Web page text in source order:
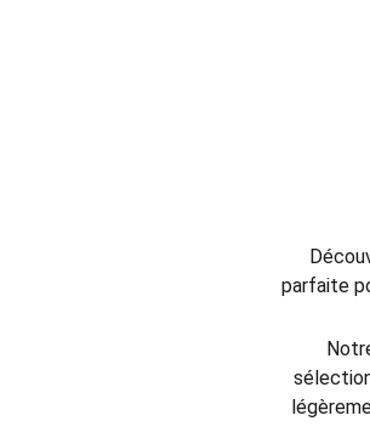
parfaite